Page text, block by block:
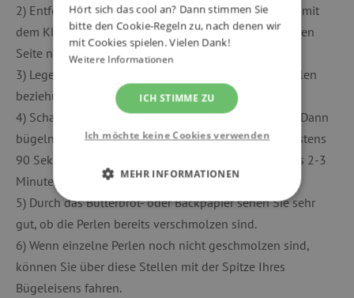
2) Entfernen Sie das Schutzpapier von der Stiftplatte mit
dem Klettverschluss und legen Sie es mit der klebrigen
Seite nach unten auf das Perlenmotiv.
3) Legen Sie Butterbrot- oder Backpapier über die Perlen
beziehungsweise das Stiftplatte.
4) Schalten Sie Ihr Bügeleisen auf die höchste Stufe. Dann
bügeln Sie vorsichtig über das Backpapier für mindestens
90 Sekunden (wir empfehlen eher länger, mindestens 2-3
Minuten).
5) Durch das Butterbrot- oder Backpapier sehen Sie sehr
gut, ob die Perlen bereits verschmolzen sind.
6) Wenn einzelne Perlen noch nicht geschmolzen sind,
können Sie über diese Stellen mit der Spitze Ihres
Bügeleisens fahren.
Hört sich das cool an? Dann stimmen Sie
bitte den Cookie-Regeln zu, nach denen wir
mit Cookies spielen. Vielen Dank!
Weitere Informationen
ICH STIMME ZU
Ich möchte keine Cookies verwenden
MEHR INFORMATIONEN
UNBEDINGT ERFORDERLICH
PERFORMANCE